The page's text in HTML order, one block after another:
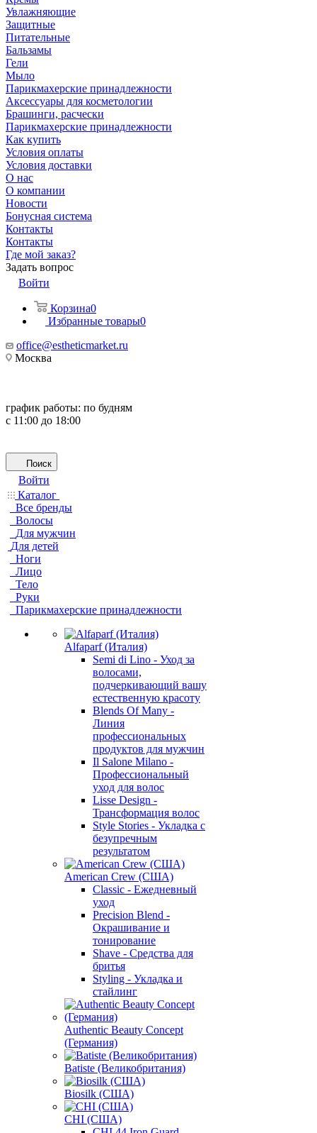
Увлажняющие
Защитные
Питательные
Бальзамы
Гели
Мыло
Парикмахерские принадлежности
Аксессуары для косметологии
Брашинги, расчески
Парикмахерские принадлежности
Как купить
Условия оплаты
Условия доставки
О нас
О компании
Новости
Бонусная система
Контакты
Контакты
Где мой заказ?
Задать вопрос
Войти
Корзина0
Избранные товары0
office@estheticmarket.ru
Москва
график работы: по будням
с 11:00 до 18:00
Поиск
Войти
Каталог
Все бренды
Волосы
Для мужчин
Для детей
Ноги
Лицо
Тело
Руки
Парикмахерские принадлежности
Alfaparf (Италия)
Semi di Lino - Уход за
волосами,
подчеркивающий вашу
естественную красоту
Blends Of Many -
Линия
профессиональных
продуктов для мужчин
Il Salone Milano -
Профессиональный
уход для волос
Lisse Design -
Трансформация волос
Style Stories - Укладка с
безупречным
результатом
American Crew (США)
Classic - Ежедневный
уход
Precision Blend -
Окрашивание и
тонирование
Shave - Средства для
бритья
Styling - Укладка и
стайлинг
Authentic Beauty Concept
(Германия)
Batiste (Великобритания)
Biosilk (США)
CHI (США)